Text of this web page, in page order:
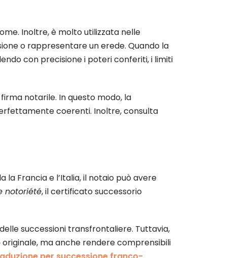
Inoltre, è molto utilizzata nelle
o rappresentare un erede. Quando la
con precisione i poteri conferiti, i limiti
notarile. In questo modo, la
coerenti. Inoltre, consulta
Francia e l’Italia, il notaio può avere
notoriété, il certificato successorio
successioni transfrontaliere. Tuttavia,
ma anche rendere comprensibili